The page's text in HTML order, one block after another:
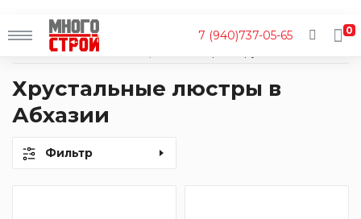
7 (940)737-05-65
0
Главная
Каталог
Хрустальные люстры в
Абхазии
Фильтр